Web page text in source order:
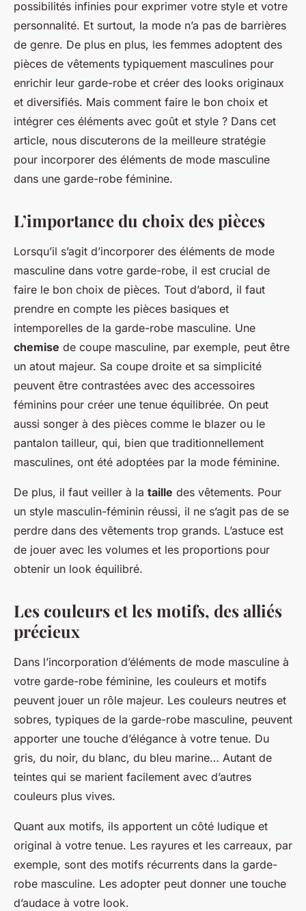
possibilités infinies pour exprimer votre style et votre
personnalité. Et surtout, la mode n’a pas de barrières
de genre. De plus en plus, les femmes adoptent des
pièces de vêtements typiquement masculines pour
enrichir leur garde-robe et créer des looks originaux
et diversifiés. Mais comment faire le bon choix et
intégrer ces éléments avec goût et style ? Dans cet
article, nous discuterons de la meilleure stratégie
pour incorporer des éléments de mode masculine
dans une garde-robe féminine.
L’importance du choix des pièces
Lorsqu’il s’agit d’incorporer des éléments de mode
masculine dans votre garde-robe, il est crucial de
faire le bon choix de pièces. Tout d’abord, il faut
prendre en compte les pièces basiques et
intemporelles de la garde-robe masculine. Une
chemise de coupe masculine, par exemple, peut être
un atout majeur. Sa coupe droite et sa simplicité
peuvent être contrastées avec des accessoires
féminins pour créer une tenue équilibrée. On peut
aussi songer à des pièces comme le blazer ou le
pantalon tailleur, qui, bien que traditionnellement
masculines, ont été adoptées par la mode féminine.
De plus, il faut veiller à la taille des vêtements. Pour
un style masculin-féminin réussi, il ne s’agit pas de se
perdre dans des vêtements trop grands. L’astuce est
de jouer avec les volumes et les proportions pour
obtenir un look équilibré.
Les couleurs et les motifs, des alliés
précieux
Dans l’incorporation d’éléments de mode masculine à
votre garde-robe féminine, les couleurs et motifs
peuvent jouer un rôle majeur. Les couleurs neutres et
sobres, typiques de la garde-robe masculine, peuvent
apporter une touche d’élégance à votre tenue. Du
gris, du noir, du blanc, du bleu marine… Autant de
teintes qui se marient facilement avec d’autres
couleurs plus vives.
Quant aux motifs, ils apportent un côté ludique et
original à votre tenue. Les rayures et les carreaux, par
exemple, sont des motifs récurrents dans la garde-
robe masculine. Les adopter peut donner une touche
d’audace à votre look.